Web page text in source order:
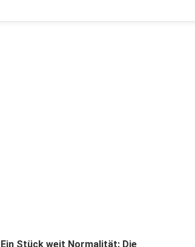
Ein Stück weit Normalität: Die